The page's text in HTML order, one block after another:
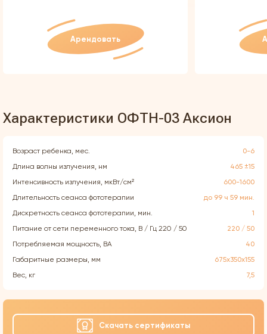
Арендовать
Характеристики ОФТН-03 Аксион
Возраст ребенка, мес.
0-6
Длина волны излучения, нм
465 ±15
Интенсивность излучения, мкВт/см²
600-1600
Длительность сеанса фототерапии
до 99 ч 59 мин.
Дискретность сеанса фототерапии, мин.
1
Питание от сети переменного тока, В / Гц 220 / 50
220 / 50
Потребляемая мощность, ВА
40
Габаритные размеры, мм
675х350х155
Вес, кг
7,5
Скачать сертификаты